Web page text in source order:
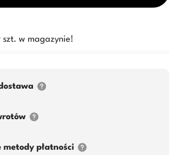
szt. w magazynie!
metody płatności